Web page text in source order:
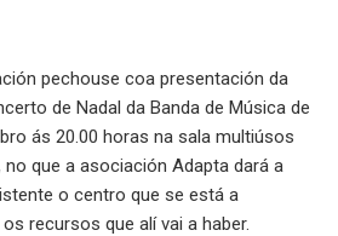
pechouse coa presentación da
de Nadal da Banda de Música de
ás 20.00 horas na sala multiúsos
que a asociación Adapta dará a
o centro que se está a
recursos que alí vai a haber.